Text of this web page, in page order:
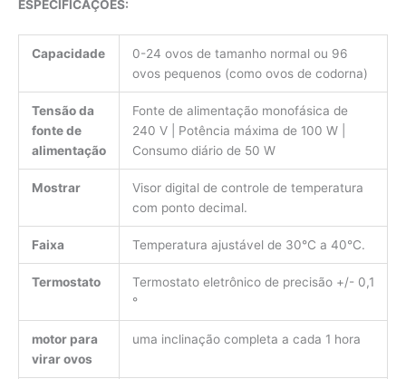
ESPECIFICAÇÕES:
Capacidade
0-24 ovos de tamanho normal ou 96
ovos pequenos (como ovos de codorna)
Tensão da
fonte de
alimentação
Fonte de alimentação monofásica de
240 V | Potência máxima de 100 W |
Consumo diário de 50 W
Mostrar
Visor digital de controle de temperatura
com ponto decimal.
Faixa Temperatura ajustável de 30°C a 40°C.
Termostato
Termostato eletrônico de precisão +/- 0,1
°
motor para
virar ovos
uma inclinação completa a cada 1 hora